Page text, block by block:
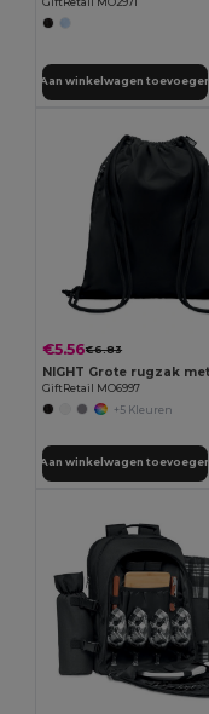
Aan winkelwagen toevoegen
€5.56€6.83
GiftRetail MO6997
+5 Kleuren
Aan winkelwagen toevoegen